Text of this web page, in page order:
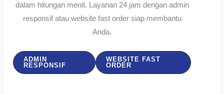
dalam hitungan menit. Layanan 24 jam dengan admin
responsif atau website fast order siap membantu
Anda.
ADMIN
RESPONSIF
WEBSITE FAST
ORDER